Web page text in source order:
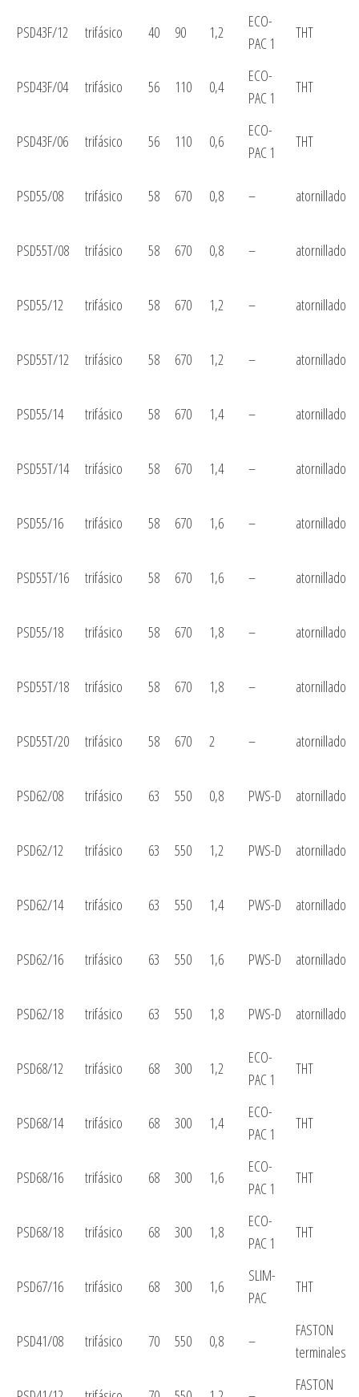
PSD43F/12 trifásico 40 90 1,2
ECO-
PAC 1
THT
PSD43F/04 trifásico 56 110 0,4
ECO-
PAC 1
THT
PSD43F/06 trifásico 56 110 0,6
ECO-
PAC 1
THT
PSD55/08 trifásico 58 670 0,8 – atornillado
PSD55T/08 trifásico 58 670 0,8 – atornillado
PSD55/12 trifásico 58 670 1,2 – atornillado
PSD55T/12 trifásico 58 670 1,2 – atornillado
PSD55/14 trifásico 58 670 1,4 – atornillado
PSD55T/14 trifásico 58 670 1,4 – atornillado
PSD55/16 trifásico 58 670 1,6 – atornillado
PSD55T/16 trifásico 58 670 1,6 – atornillado
PSD55/18 trifásico 58 670 1,8 – atornillado
PSD55T/18 trifásico 58 670 1,8 – atornillado
PSD55T/20 trifásico 58 670 2 – atornillado
PSD62/08 trifásico 63 550 0,8 PWS-D atornillado
PSD62/12 trifásico 63 550 1,2 PWS-D atornillado
PSD62/14 trifásico 63 550 1,4 PWS-D atornillado
PSD62/16 trifásico 63 550 1,6 PWS-D atornillado
PSD62/18 trifásico 63 550 1,8 PWS-D atornillado
PSD68/12 trifásico 68 300 1,2
ECO-
PAC 1
THT
PSD68/14 trifásico 68 300 1,4
ECO-
PAC 1
THT
PSD68/16 trifásico 68 300 1,6
ECO-
PAC 1
THT
PSD68/18 trifásico 68 300 1,8
ECO-
PAC 1
THT
PSD67/16 trifásico 68 300 1,6
SLIM-
PAC
THT
PSD41/08 trifásico 70 550 0,8 –
FASTON
terminales
FASTON